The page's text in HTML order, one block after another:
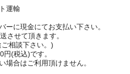
運輸
に現金にてお支払い下さい。
させて頂きます。
相談下さい。)
(税込)です。
合はご利用頂けません。